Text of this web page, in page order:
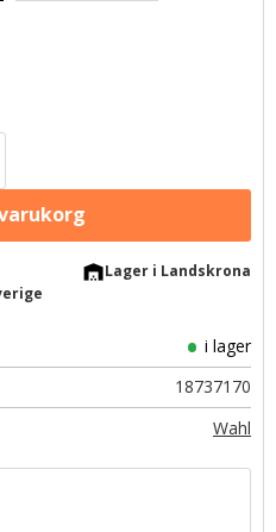
warehouseLager i Landskrona
i lager
18737170
Wahl